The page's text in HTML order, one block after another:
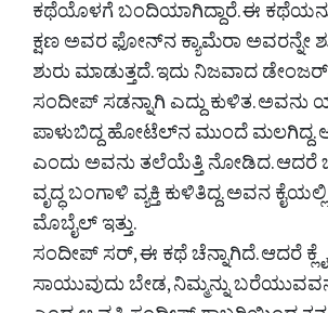
ಕಥೆಯೊಳಗೆ ಬಂದಿಯಾಗಿದ್ದಾರೆ. ಈ
ಕ್ಷಣ ಅವರ ಫೋನ್‌ನ ಕ್ಯಾಮೆರಾ
ಶುರು ಮಾಡುತ್ತದೆ. ಇದು ನಿಜವಾದ
ಸಂದೀಪ್ ಸಡನ್ನಾಗಿ ಎದ್ದು ಕುಳಿತ.
ಪಾಳುಬಿದ್ದ ಹೋಟೆಲ್‌ನ ಮುಂದೆ ಮಲಗಿದ್ದ.
ಎಂದು ಅವನು ತಲೆಯೆತ್ತಿ ನೋಡಿದ. ಆದರೆ
ವೃದ್ಧ ಬಂಗಾಳಿ ವ್ಯಕ್ತಿ ಕುಳಿತಿದ್ದ. ಅವನ
ಮೊಬೈಲ್ ಇತ್ತು.
ಸಂದೀಪ್ ಸರ್, ಈ ಕಥೆ ಚೆನ್ನಾಗಿದೆ. ಆದರೆ
ಸಾಯುವುದು ಬೇಡ, ನಿಮ್ಮನ್ನು